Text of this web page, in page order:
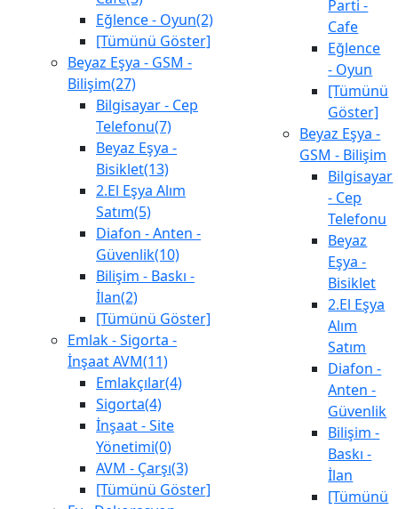
Eğlence - Oyun(2)
[Tümünü Göster]
Beyaz Eşya - GSM -
Bilişim(27)
Bilgisayar - Cep
Telefonu(7)
Beyaz Eşya -
Bisiklet(13)
2.El Eşya Alım
Satım(5)
Diafon - Anten -
Güvenlik(10)
Bilişim - Baskı -
İlan(2)
[Tümünü Göster]
Emlak - Sigorta -
İnşaat AVM(11)
Emlakçılar(4)
Sigorta(4)
İnşaat - Site
Yönetimi(0)
AVM - Çarşı(3)
[Tümünü Göster]
Parti -
Cafe
Eğlence
- Oyun
[Tümünü
Göster]
Beyaz Eşya -
GSM - Bilişim
Bilgisayar
- Cep
Telefonu
Beyaz
Eşya -
Bisiklet
2.El Eşya
Alım
Satım
Diafon -
Anten -
Güvenlik
Bilişim -
Baskı -
İlan
[Tümünü